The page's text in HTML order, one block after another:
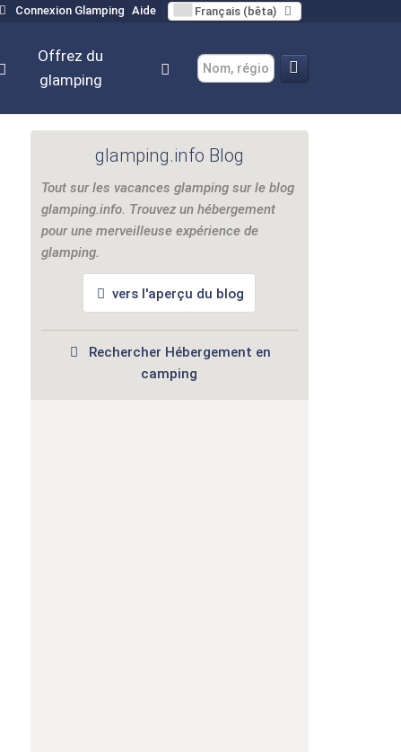
Connexion Glamping Aide Français (bêta)
Offrez du
glamping
glamping.info Blog
Tout sur les vacances glamping sur le blog
glamping.info. Trouvez un hébergement
pour une merveilleuse expérience de
glamping.
vers l'aperçu du blog
Rechercher Hébergement en
camping